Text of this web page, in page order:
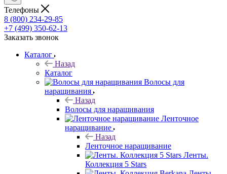
Телефоны
8 (800) 234-29-85
+7 (499) 350-62-13
Заказать звонок
Каталог
Назад
Каталог
Волосы для
наращивания
Назад
Волосы для наращивания
Ленточное
наращивание
Назад
Ленточное наращивание
Ленты.
Коллекция 5 Stars